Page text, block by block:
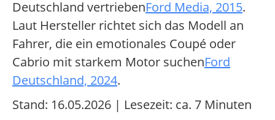
Deutschland vertriebenFord Media, 2015.
Laut Hersteller richtet sich das Modell an
Fahrer, die ein emotionales Coupé oder
Cabrio mit starkem Motor suchenFord
Deutschland, 2024.
Stand: 16.05.2026 | Lesezeit: ca. 7 Minuten